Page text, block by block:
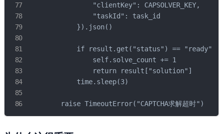
                "clientKey": CAPSOLVER_KEY,
                "taskId": task_id
            }).json()
            if result.get("status") == "ready":
                self.solve_count += 1
                return result["solution"]
            time.sleep(3)
        raise TimeoutError("CAPTCHA求解超时")